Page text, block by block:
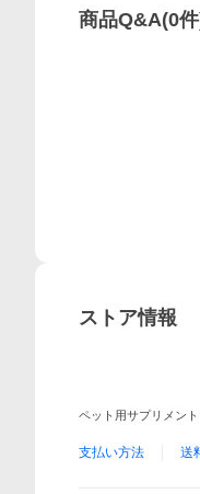
商品Q&A(0
ストア情報
ペット用サプリメン
支払い方法 送